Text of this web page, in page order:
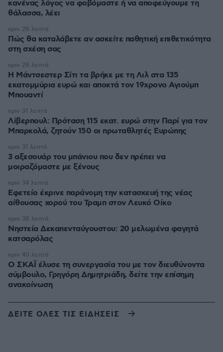
κανένας λόγος να φοβόμαστε ή να αποφεύγουμε τη
θάλασσα, λέει
Πώς θα καταλάβετε αν ασκείτε παθητική επιθετικότητα
στη σχέση σας
πριν 28 λεπτά
Η Μάντσεστερ Σίτι τα βρήκε με τη Λιλ στα 135
εκατομμύρια ευρώ και αποκτά τον 19χρονο Αγιούμπ
Μπουαντί
πριν 28 λεπτά
Λίβερπουλ: Πρόταση 115 εκατ. ευρώ στην Παρί για τον
Μπαρκολά, ζητούν 150 οι πρωταθλητές Ευρώπης
πριν 31 λεπτά
3 αξεσουάρ του μπάνιου που δεν πρέπει να
μοιραζόμαστε με ξένους
πριν 31 λεπτά
Εφετείο έκρινε παράνομη την κατασκευή της νέας
αίθουσας χορού του Τραμπ στον Λευκό Οίκο
πριν 34 λεπτά
Νηστεία Δεκαπενταύγουστου: 20 μελωμένα φαγητά
κατσαρόλας
πριν 38 λεπτά
Ο ΣΚΑΪ έλυσε τη συνεργασία του με τον διευθύνοντα
σύμβουλο, Γρηγόρη Δημητριάδη, δείτε την επίσημη
ανακοίνωση
πριν 40 λεπτά
ΔΕΙΤΕ ΟΛΕΣ ΤΙΣ ΕΙΔΗΣΕΙΣ